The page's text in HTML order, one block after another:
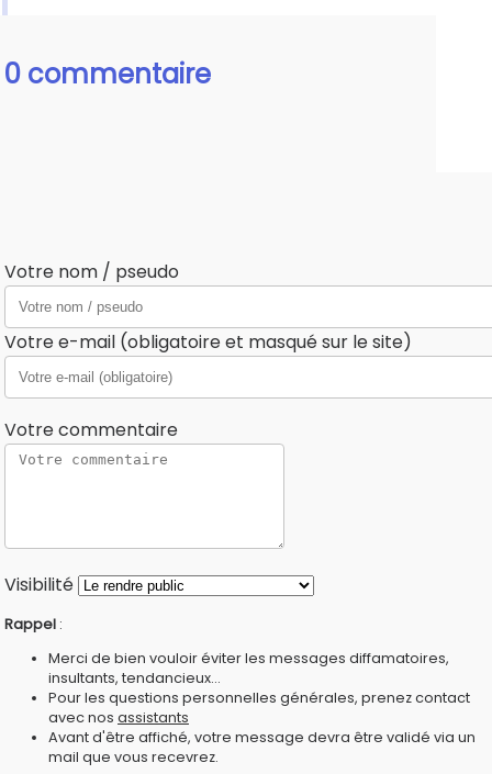
0 commentaire
Votre nom / pseudo
Votre e-mail (obligatoire et masqué sur le site)
Votre commentaire
Visibilité
Rappel :
Merci de bien vouloir éviter les messages diffamatoires,
insultants, tendancieux...
Pour les questions personnelles générales, prenez contact
avec nos assistants
Avant d'être affiché, votre message devra être validé via un
mail que vous recevrez.